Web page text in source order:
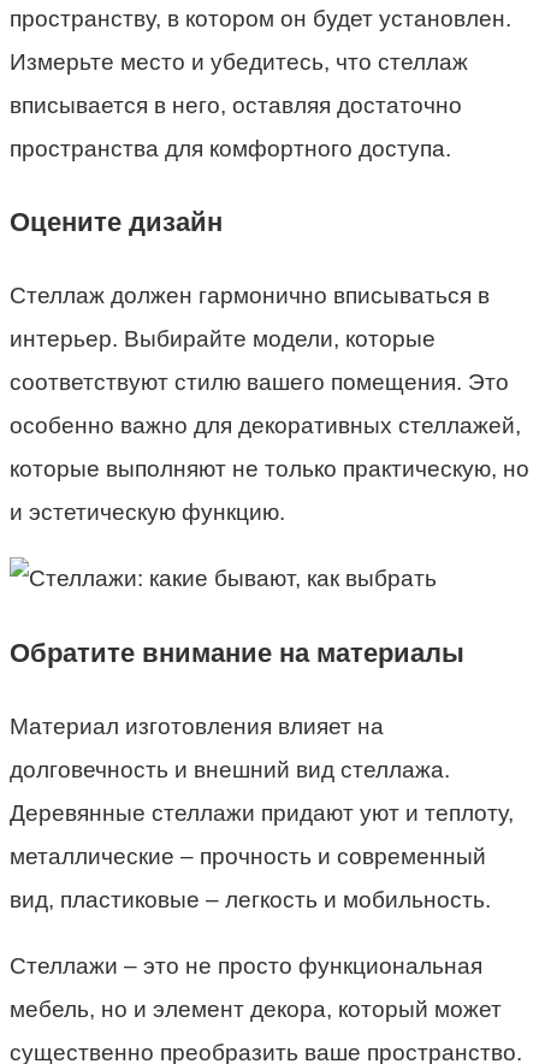
пространству, в котором он будет установлен.
Измерьте место и убедитесь, что стеллаж
вписывается в него, оставляя достаточно
пространства для комфортного доступа.
Оцените дизайн
Стеллаж должен гармонично вписываться в
интерьер. Выбирайте модели, которые
соответствуют стилю вашего помещения. Это
особенно важно для декоративных стеллажей,
которые выполняют не только практическую, но
и эстетическую функцию.
Обратите внимание на материалы
Материал изготовления влияет на
долговечность и внешний вид стеллажа.
Деревянные стеллажи придают уют и теплоту,
металлические – прочность и современный
вид, пластиковые – легкость и мобильность.
Стеллажи – это не просто функциональная
мебель, но и элемент декора, который может
существенно преобразить ваше пространство.